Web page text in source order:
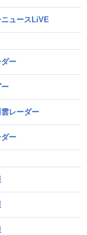
ニュースLiVE
ー
レーダー
ー